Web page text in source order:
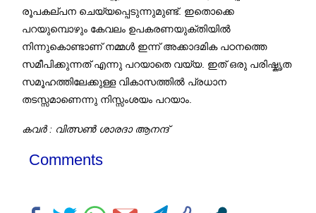
രൂപകല്പന ചെയ്യപ്പെടുന്നുമുണ്ട്. ഇതൊക്കെ
പറയുമ്പൊഴും കേവലം ഉപകരണയുക്തിയിൽ
നിന്നുകൊണ്ടാണ് നമ്മൾ ഇന്ന് അക്കാദമിക പഠനത്തെ
സമീപിക്കുന്നത് എന്നു പറയാതെ വയ്യ. ഇത് ഒരു പരിഷ്കൃത
സമൂഹത്തിലേക്കുള്ള വികാസത്തിൽ പ്രധാന
തടസ്സമാണെന്നു നിസ്സംശയം പറയാം.
കവർ : വിത്സൺ ശാരദാ ആനന്ദ്
Comments